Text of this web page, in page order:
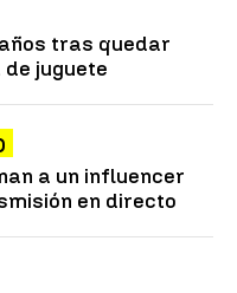
tras quedar
juguete
a un influencer
en directo